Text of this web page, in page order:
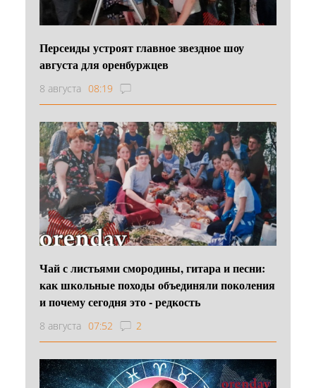
Персеиды устроят главное звездное шоу
августа для оренбуржцев
8 августа 08:19
Чай с листьями смородины, гитара и песни:
как школьные походы объединяли поколения
и почему сегодня это - редкость
8 августа 07:52 2